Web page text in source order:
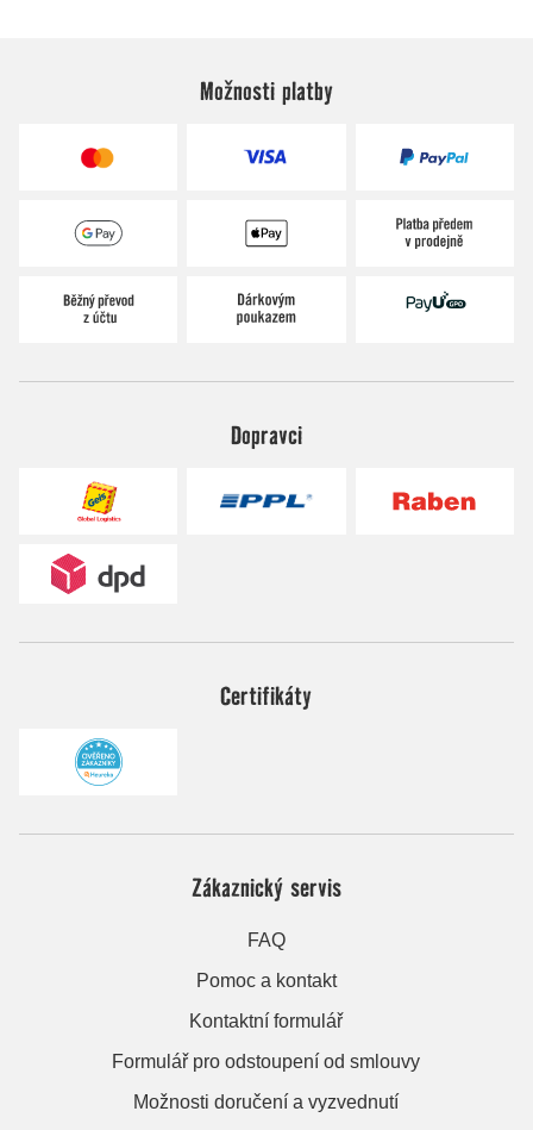
Možnosti platby
Dopravci
Certifikáty
Zákaznický servis
FAQ
Pomoc a kontakt
Kontaktní formulář
Formulář pro odstoupení od smlouvy
Možnosti doručení a vyzvednutí